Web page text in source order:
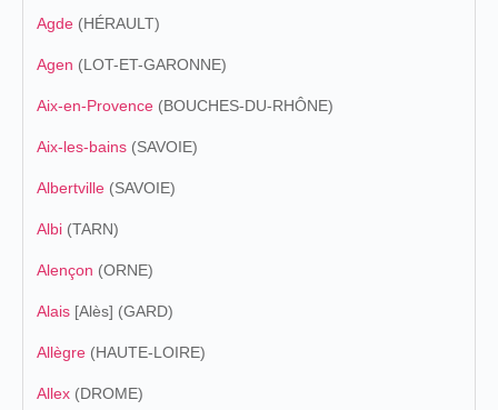
Agde (HÉRAULT)
Agen (LOT-ET-GARONNE)
Aix-en-Provence (BOUCHES-DU-RHÔNE)
Aix-les-bains (SAVOIE)
Albertville (SAVOIE)
Albi (TARN)
Alençon (ORNE)
Alais [Alès] (GARD)
Allègre (HAUTE-LOIRE)
Allex (DROME)